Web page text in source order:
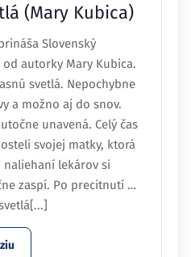
(Mary Kubica)
Slovenský
autorky Mary Kubica.
svetlá. Nepochybne
a možno aj do snov.
unavená. Celý čas
svojej matky, ktorá
naliehaní lekárov si
zaspí. Po precitnutí …